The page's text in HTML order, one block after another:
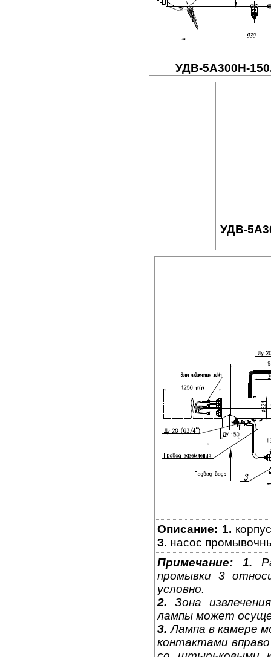
УДВ-5A300Н-
УДВ-
Описание: 1.
3. насос
Примечание:
1.
промывки 3
условно.
2. Зона
лампы может
3. Лампа в камере
контактами